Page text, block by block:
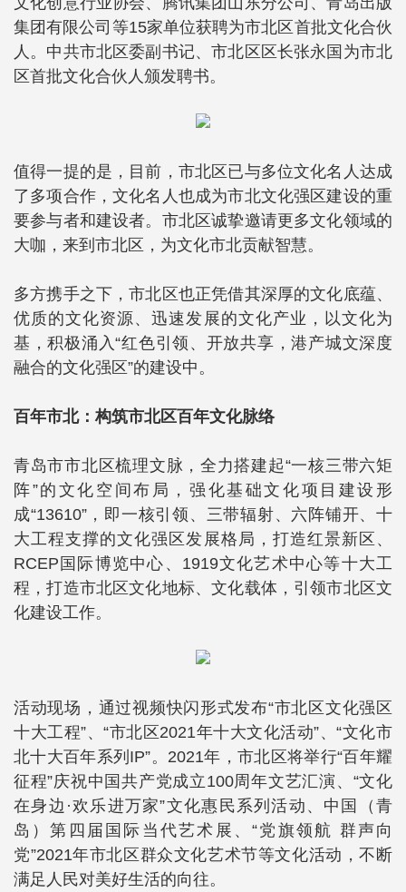
集团有限公司等15家单位获聘为市北区首批文化合伙
人。中共市北区委副书记、市北区区长张永国为市北
区首批文化合伙人颁发聘书。
值得一提的是，目前，市北区已与多位文化名人达成
了多项合作，文化名人也成为市北文化强区建设的重
要参与者和建设者。市北区诚挚邀请更多文化领域的
大咖，来到市北区，为文化市北贡献智慧。
多方携手之下，市北区也正凭借其深厚的文化底蕴、
优质的文化资源、迅速发展的文化产业，以文化为
基，积极涌入“红色引领、开放共享，港产城文深度
融合的文化强区”的建设中。
百年市北：构筑市北区百年文化脉络
青岛市市北区梳理文脉，全力搭建起“一核三带六矩
阵”的文化空间布局，强化基础文化项目建设形
成“13610”，即一核引领、三带辐射、六阵铺开、十
大工程支撑的文化强区发展格局，打造红景新区、
RCEP国际博览中心、1919文化艺术中心等十大工
程，打造市北区文化地标、文化载体，引领市北区文
化建设工作。
活动现场，通过视频快闪形式发布“市北区文化强区
十大工程”、“市北区2021年十大文化活动”、“文化市
北十大百年系列IP”。2021年，市北区将举行“百年耀
征程”庆祝中国共产党成立100周年文艺汇演、“文化
在身边·欢乐进万家”文化惠民系列活动、中国（青
岛）第四届国际当代艺术展、“党旗领航 群声向
党”2021年市北区群众文化艺术节等文化活动，不断
满足人民对美好生活的向往。